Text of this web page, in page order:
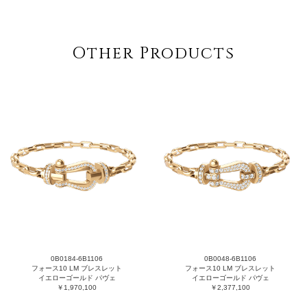
Other Products
0B0184-6B1106
フォース10 LM ブレスレット
イエローゴールド パヴェ
￥1,970,100
0B0048-6B1106
フォース10 LM ブレスレット
イエローゴールド パヴェ
￥2,377,100